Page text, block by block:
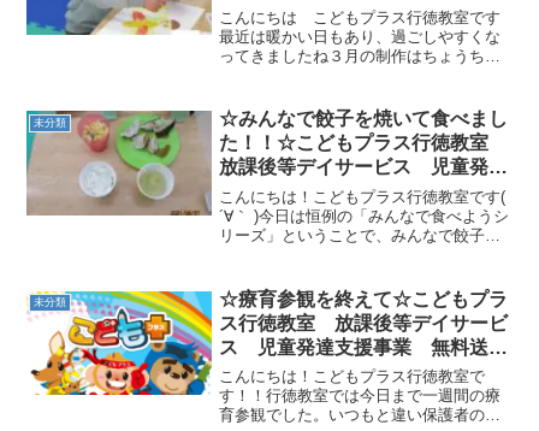
ADHD 自閉症 発達障がい 運
動療育 遊び 南行徳 市川市
浦安市
こんにちは こどもプラス行徳教室です
最近は暖かい日もあり、過ごしやすくな
ってきましたね３月の制作はちょうちょ
した次に梱包に使うプチプチで出来たス
タンプで羽をぺったん♪個...
未分類
☆みんなで餃子を焼いて食べまし
た！！☆こどもプラス行徳教室
放課後等デイサービス 児童発達
支援事業 無料送迎 ADHD 自
閉症 発達障がい 運動療育 遊
び 南行徳 市川市 浦安市
こんにちは！こどもプラス行徳教室です(
´∀｀ )今日は恒例の「みんなで食べようシ
リーズ」ということで、みんなで餃子を
プの定食にしました（笑）餃子のほかに
春巻きやシュウマ...
未分類
☆療育参観を終えて☆こどもプラ
ス行徳教室 放課後等デイサービ
ス 児童発達支援事業 無料送
迎 ADHD 自閉症 発達障が
い 運動療育 遊び 南行徳 市
川市 浦安市 江戸川区
こんにちは！こどもプラス行徳教室で
す！！行徳教室では今日まで一週間の療
育参観でした。いつもと違い保護者の方